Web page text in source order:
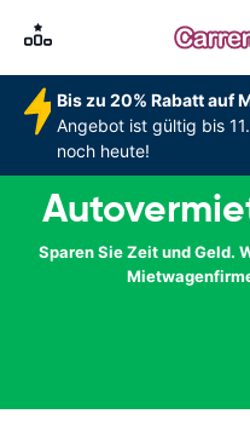
Bis zu 20% Rabatt auf
Angebot ist gültig bis
noch heute!
Sparen Sie Zeit und Geld.